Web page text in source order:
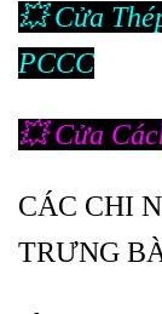
💥 Cửa
PCCC
💥Cửa
CÁC CHI
TRƯNG